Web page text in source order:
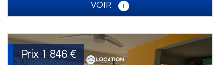
VOIR
Prix 1 846 €